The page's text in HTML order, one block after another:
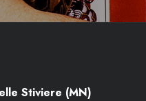
Stiviere (MN)